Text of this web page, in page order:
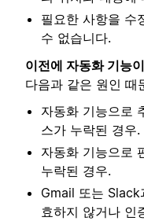
필요한 사항을 수
수 없습니다.
이전에 자동화 기능
다음과 같은 원인 때
자동화 기능으로
스가 누락된 경우.
자동화 기능으로
누락된 경우.
Gmail 또는
효하지 않거나 인